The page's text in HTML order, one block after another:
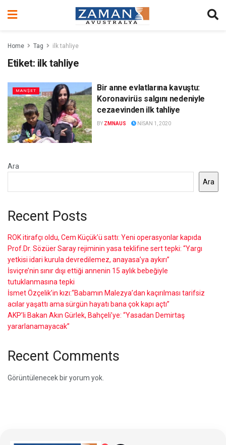
Home Tag ilk tahliye
Etiket: ilk tahliye
MANŞET
Bir anne evlatlarına kavuştu:
Koronavirüs salgını nedeniyle
cezaevinden ilk tahliye
BY ZMNAUS NISAN 1, 2020
Ara
Ara
Recent Posts
ROK itirafçı oldu, Cem Küçük’ü sattı: Yeni operasyonlar kapıda
Prof.Dr. Sözüer Saray rejiminin yasa teklifine sert tepki: “Yargı
yetkisi idari kurula devredilemez, anayasa’ya aykırı”
İsviçre’nin sınır dışı ettiği annenin 15 aylık bebeğiyle
tutuklanmasına tepki
İsmet Özçelik’in kızı:“Babamın Malezya’dan kaçırılması tarifsiz
acılar yaşattı ama sürgün hayatı bana çok kapı açtı”
AKP’li Bakan Akın Gürlek, Bahçeli’ye: “Yasadan Demirtaş
yararlanamayacak”
Recent Comments
Görüntülenecek bir yorum yok.